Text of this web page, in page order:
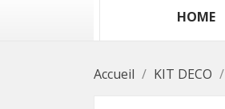
‎HOME‎
Accueil KIT DECO